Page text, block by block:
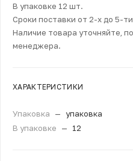
В упаковке 12 шт.
Сроки поставки от 2-х до 5-
Наличие товара уточняйте,
менеджера.
ХАРАКТЕРИСТИКИ
Упаковка —
упаковка
В упаковке
— 12